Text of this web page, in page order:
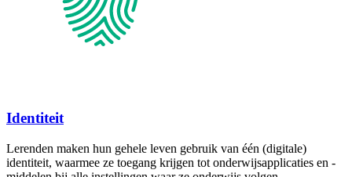
Identiteit
Lerenden maken hun gehele leven gebruik van één (digitale)
identiteit, waarmee ze toegang krijgen tot onderwijsapplicaties en -